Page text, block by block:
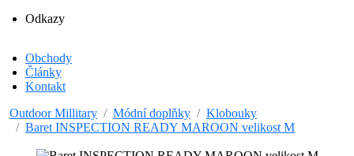
Odkazy
Obchody
Články
Kontakt
Outdoor Millitary
Módní doplňky
Klobouky
Baret INSPECTION READY MAROON velikost M